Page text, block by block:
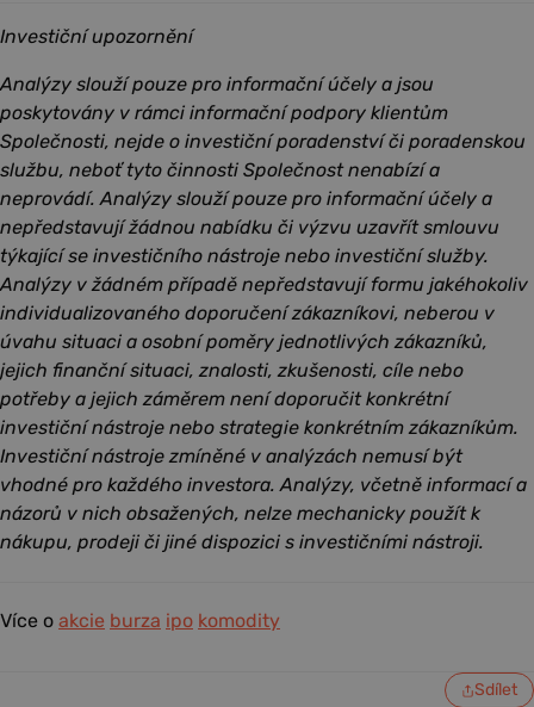
Investiční upozornění
Analýzy slouží pouze pro informační účely a jsou
poskytovány v rámci informační podpory klientům
Společnosti, nejde o investiční poradenství či poradenskou
službu, neboť tyto činnosti Společnost nenabízí a
neprovádí. Analýzy slouží pouze pro informační účely a
nepředstavují žádnou nabídku či výzvu uzavřít smlouvu
týkající se investičního nástroje nebo investiční služby.
Analýzy v žádném případě nepředstavují formu jakéhokoliv
individualizovaného doporučení zákazníkovi, neberou v
úvahu situaci a osobní poměry jednotlivých zákazníků,
jejich finanční situaci, znalosti, zkušenosti, cíle nebo
potřeby a jejich záměrem není doporučit konkrétní
investiční nástroje nebo strategie konkrétním zákazníkům.
Investiční nástroje zmíněné v analýzách nemusí být
vhodné pro každého investora. Analýzy, včetně informací a
názorů v nich obsažených, nelze mechanicky použít k
nákupu, prodeji či jiné dispozici s investičními nástroji.
Více o akcie burza ipo komodity
Sdílet